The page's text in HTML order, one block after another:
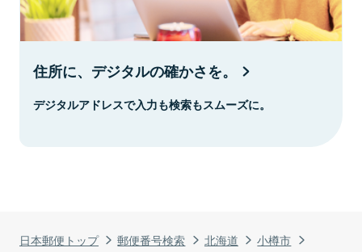
日本郵便トップ 郵便番号検索 北海道
小樽市
住所に、デジタルの確かさを。
デジタルアドレスで入力も検索もスムーズに。